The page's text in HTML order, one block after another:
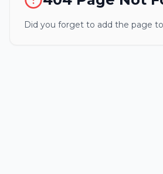
Did you forget to add the page